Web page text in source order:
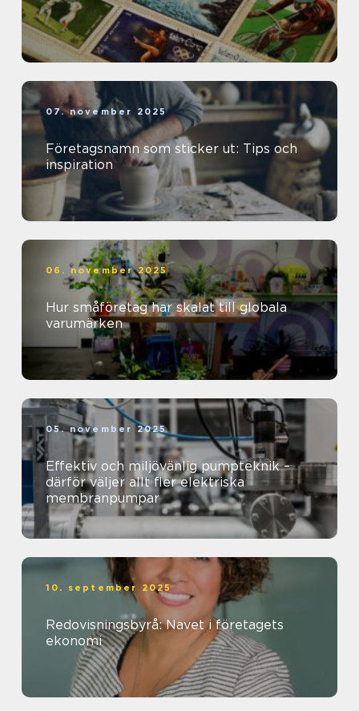
07. november 2025
Företagsnamn som sticker ut: Tips och
inspiration
06. november 2025
Hur småföretag har skalat till globala
varumärken
05. november 2025
Effektiv och miljövänlig pumpteknik –
därför väljer allt fler elektriska
membranpumpar
10. september 2025
Redovisningsbyrå: Navet i företagets
ekonomi